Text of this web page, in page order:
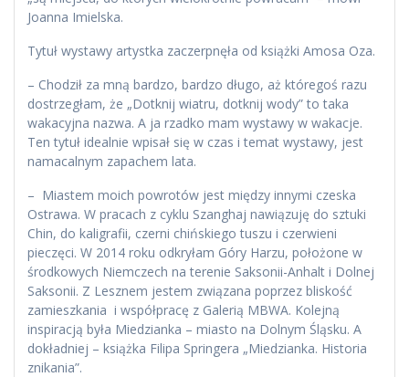
Joanna Imielska.
Tytuł wystawy artystka zaczerpnęła od książki Amosa Oza.
– Chodził za mną bardzo, bardzo długo, aż któregoś razu
dostrzegłam, że „Dotknij wiatru, dotknij wody” to taka
wakacyjna nazwa. A ja rzadko mam wystawy w wakacje.
Ten tytuł idealnie wpisał się w czas i temat wystawy, jest
namacalnym zapachem lata.
– Miastem moich powrotów jest między innymi czeska
Ostrawa. W pracach z cyklu Szanghaj nawiązuję do sztuki
Chin, do kaligrafii, czerni chińskiego tuszu i czerwieni
pieczęci. W 2014 roku odkryłam Góry Harzu, położone w
środkowych Niemczech na terenie Saksonii-Anhalt i Dolnej
Saksonii. Z Lesznem jestem związana poprzez bliskość
zamieszkania i współpracę z Galerią MBWA. Kolejną
inspiracją była Miedzianka – miasto na Dolnym Śląsku. A
dokładniej – książka Filipa Springera „Miedzianka. Historia
znikania”.